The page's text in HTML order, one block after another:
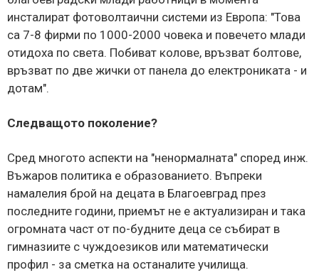
инсталират фотоволтаични системи из Европа: "Това
са 7-8 фирми по 1000-2000 човека и повечето млади
отидоха по света. Побиват колове, връзват болтове,
връзват по две жички от панела до електрониката - и
дотам".
Следващото поколение?
Сред многото аспекти на "ненормалната" според инж.
Въжаров политика е образованието. Въпреки
намалелия брой на децата в Благоевград през
последните години, приемът не е актуализиран и така
огромната част от по-будните деца се събират в
гимназиите с чуждоезиков или математически
профил - за сметка на останалите училища.